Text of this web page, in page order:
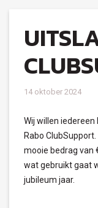
14 oktober 2024
Wij willen
Rabo
mooie bedrag van
wat gebruikt gaat
jubileum jaar.